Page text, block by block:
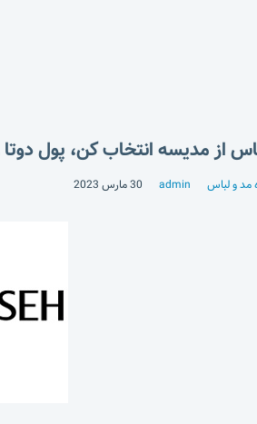
از مدیسه انتخاب کن، پول
مد و لباس admin 30 مارس 2023